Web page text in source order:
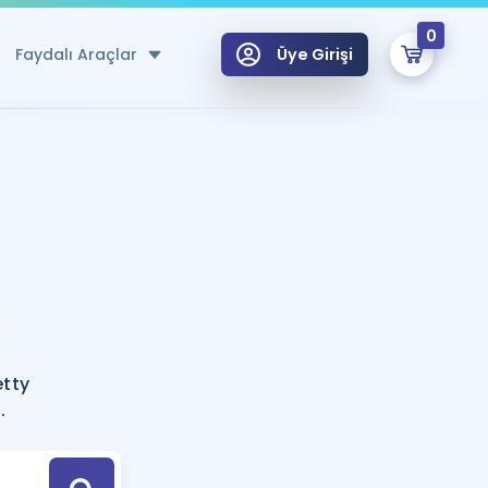
Faydalı Araçlar
Hesaplama Aracı
için Öneriler
Tek Takvimde
Üye Girişi
0
Hoca ile seni sınava hazırlayacak onlarca eğitim seni bekliyor!